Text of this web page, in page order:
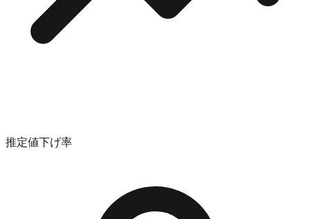
推定値下げ率